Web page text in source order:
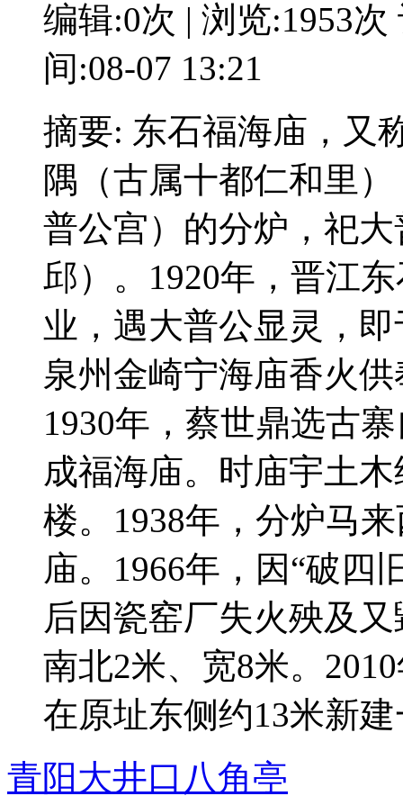
编辑:0次 | 浏览:1953次
间:08-07 13:21
摘要: 东石福海庙，又
隅（古属十都仁和里
普公宫）的分炉，祀
邱）。1920年，晋江
业，遇大普公显灵，
泉州金崎宁海庙香火
1930年，蔡世鼎选古
成福海庙。时庙宇土
楼。1938年，分炉马
庙。1966年，因“破四
后因瓷窑厂失火殃及
南北2米、宽8米。
在原址东侧约13米新
青阳大井口八角亭